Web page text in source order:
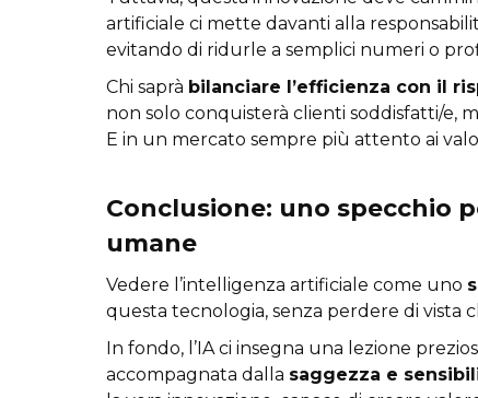
artificiale ci mette davanti alla
evitando di ridurle a semplici numeri o
Chi saprà bilanciare l’efficienza con il
non solo conquisterà clienti soddisfatti/e,
E in un mercato sempre più attento ai
Conclusione: uno specchio
umane
Vedere l’intelligenza artificiale come uno
questa tecnologia, senza perdere di vista
In fondo, l’IA ci insegna una lezione
accompagnata dalla saggezza e